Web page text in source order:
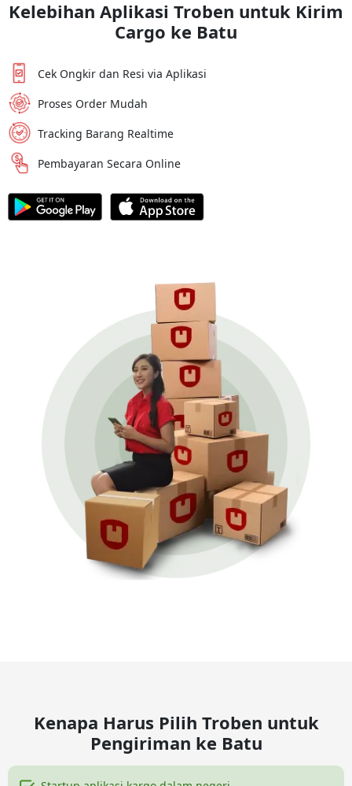
Kelebihan Aplikasi Troben untuk Kirim
Cargo ke Batu
Cek Ongkir dan Resi via Aplikasi
Proses Order Mudah
Tracking Barang Realtime
Pembayaran Secara Online
Kenapa Harus Pilih Troben untuk
Pengiriman ke Batu